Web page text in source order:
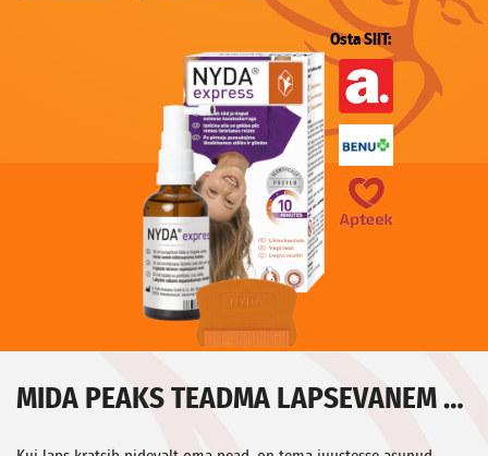
Osta SIIT:
MIDA PEAKS TEADMA LAPSEVANEM …